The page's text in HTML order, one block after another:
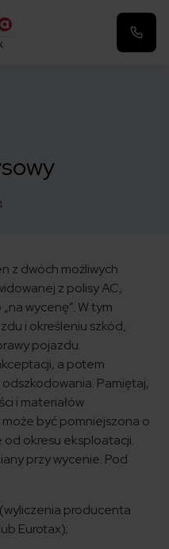
z dwóch możliwych
z polisy AC,
wycenę”. W tym
i określeniu szkód,
pojazdu.
a potem
Pamiętaj,
i materiałów
być pomniejszona o
okresu eksploatacji.
przy wycenie. Pod
producenta
Eurotax);